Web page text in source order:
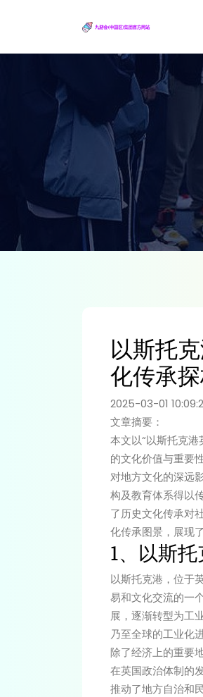
以斯托
化传承
2025-03-01
文章摘要：
本文以“以斯托克
的文化价值与重要
对地方文化的深远
构及教育体系得以
了历史文化传承对
化传承图景，展现
1、以斯
以斯托克港，位于
易和文化交流的一
展，逐渐转型为工
乃至全球的工业化
除了经济上的重要
在英国政治体制的
推动了地方自治和